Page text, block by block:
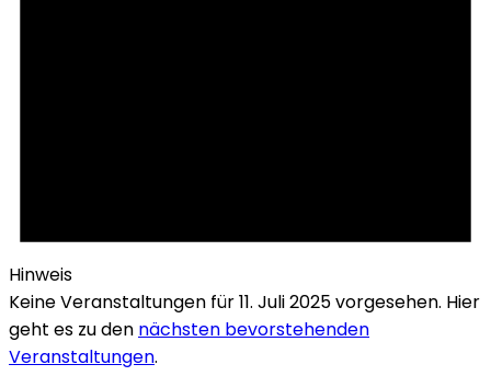
Hinweis
Keine Veranstaltungen für 11. Juli 2025 vorgesehen. Hier
geht es zu den nächsten bevorstehenden
Veranstaltungen.